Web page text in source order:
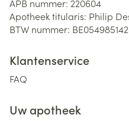
APB nummer: 220604
Apotheek titularis: Philip
BTW nummer:
Klantenservice
FAQ
Uw apotheek